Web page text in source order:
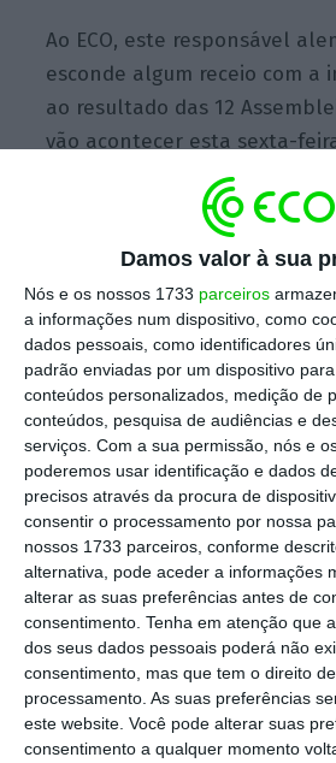
Damos valor à sua
Nós e os nossos 1733 parceiros
a informações num dispositivo, como
dados pessoais, como identificadores
padrão enviadas por um dispositivo
conteúdos personalizados, medição de
conteúdos, pesquisa de audiências e
serviços. Com a sua permissão, nós e
poderemos usar identificação e dados
precisos através da procura de
consentir o processamento por nossa
nossos 1733 parceiros, conforme
alternativa, pode aceder a informações
alterar as suas preferências antes de
consentimento. Tenha em atenção que
dos seus dados pessoais poderá não
consentimento, mas que tem o direito
processamento. As suas preferências
este website. Você pode alterar suas
consentimento a qualquer momento
Ao ECO, este responsável
esconde algum receio com a
ao resultado das 12
vão acontecer esta sexta-
que os responsáveis do Novo
estar a ignorar. Ou então é
confiança da parte deles…
Novobanco
Mais notícias sobre
transição
Ver Perfil
“Na verdade, estou um pouco
caso.Os responsáveis do
muito convencidos (ou
relação ao resultado destes
eu atuo como fiduciário do
clientes, eu não posso
investimentos em bancos ou
comportam assim com os
frisou Felsenheimer.